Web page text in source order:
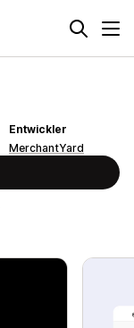
Entwickler
MerchantYard